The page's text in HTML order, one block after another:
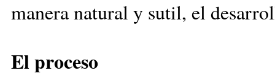
manera natural y sutil, el
El proceso